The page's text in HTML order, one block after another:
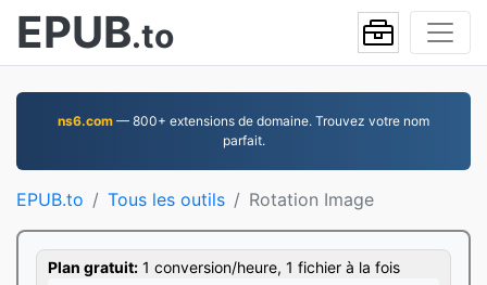
EPUB.to
ns6.com — 800+ extensions de domaine. Trouvez votre nom
parfait.
EPUB.to Tous les outils Rotation Image
Plan gratuit: 1 conversion/heure, 1 fichier à la fois